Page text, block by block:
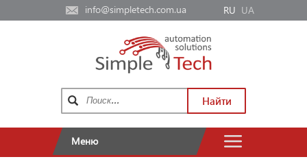
info@simpletech.com.ua RU UA
Найти
Меню